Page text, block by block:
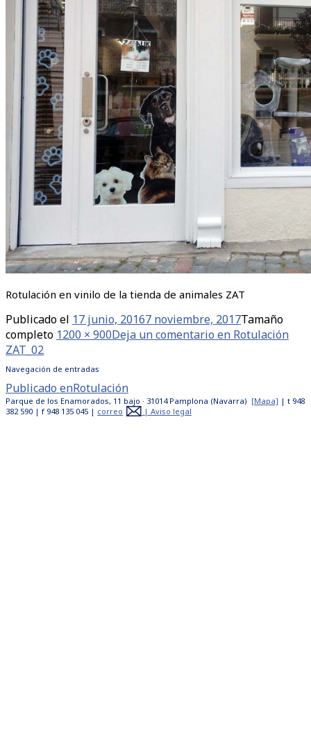
Rotulación en vinilo de la tienda de animales ZAT
Publicado el 17 junio, 20167 noviembre, 2017Tamaño
completo 1200 × 900Deja un comentario en Rotulación
ZAT_02
Navegación de entradas
Publicado enRotulación
Parque de los Enamorados, 11 bajo · 31014 Pamplona (Navarra) [Mapa] | t 948
382 590 | f 948 135 045 | correo | Aviso legal